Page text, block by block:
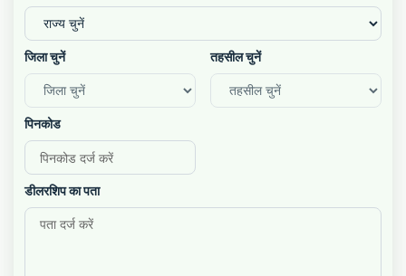
जिला चुनें तहसील चुनें
पिनकोड
डीलरशिप का पता